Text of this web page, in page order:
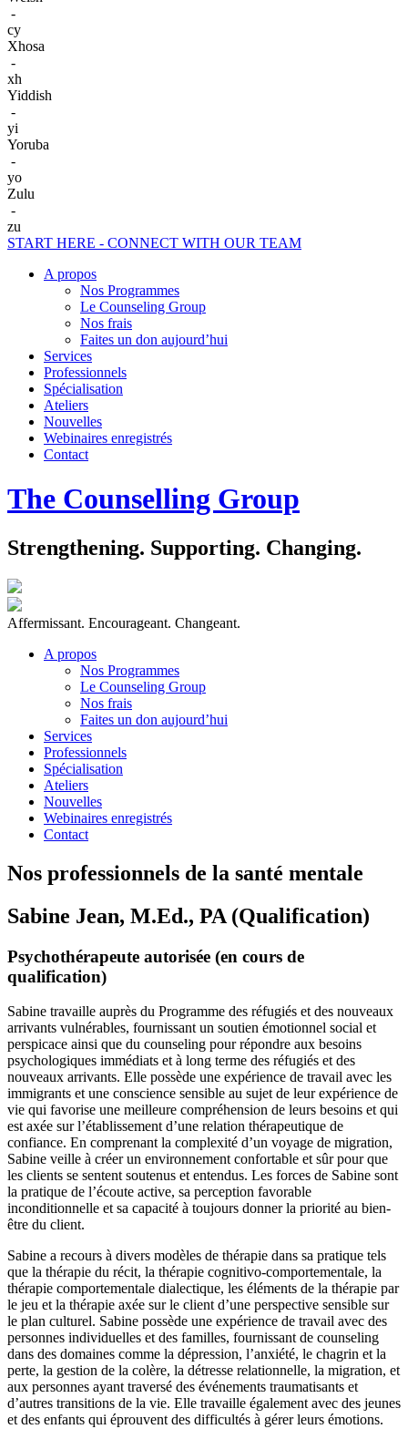
-
cy
Xhosa
-
xh
Yiddish
-
yi
Yoruba
-
yo
Zulu
-
zu
START HERE - CONNECT WITH OUR TEAM
A propos
Nos Programmes
Le Counseling Group
Nos frais
Faites un don aujourd’hui
Services
Professionnels
Spécialisation
Ateliers
Nouvelles
Webinaires enregistrés
Contact
The Counselling Group
Strengthening. Supporting. Changing.
Affermissant. Encourageant. Changeant.
A propos
Nos Programmes
Le Counseling Group
Nos frais
Faites un don aujourd’hui
Services
Professionnels
Spécialisation
Ateliers
Nouvelles
Webinaires enregistrés
Contact
Nos professionnels de la santé mentale
Sabine Jean, M.Ed., PA (Qualification)
Psychothérapeute autorisée (en cours de
qualification)
Sabine travaille auprès du Programme des réfugiés et des nouveaux
arrivants vulnérables, fournissant un soutien émotionnel social et
perspicace ainsi que du counseling pour répondre aux besoins
psychologiques immédiats et à long terme des réfugiés et des
nouveaux arrivants. Elle possède une expérience de travail avec les
immigrants et une conscience sensible au sujet de leur expérience de
vie qui favorise une meilleure compréhension de leurs besoins et qui
est axée sur l’établissement d’une relation thérapeutique de
confiance. En comprenant la complexité d’un voyage de migration,
Sabine veille à créer un environnement confortable et sûr pour que
les clients se sentent soutenus et entendus. Les forces de Sabine sont
la pratique de l’écoute active, sa perception favorable
inconditionnelle et sa capacité à toujours donner la priorité au bien-
être du client.
Sabine a recours à divers modèles de thérapie dans sa pratique tels
que la thérapie du récit, la thérapie cognitivo-comportementale, la
thérapie comportementale dialectique, les éléments de la thérapie par
le jeu et la thérapie axée sur le client d’une perspective sensible sur
le plan culturel. Sabine possède une expérience de travail avec des
personnes individuelles et des familles, fournissant de counseling
dans des domaines comme la dépression, l’anxiété, le chagrin et la
perte, la gestion de la colère, la détresse relationnelle, la migration, et
aux personnes ayant traversé des événements traumatisants et
d’autres transitions de la vie. Elle travaille également avec des jeunes
et des enfants qui éprouvent des difficultés à gérer leurs émotions.